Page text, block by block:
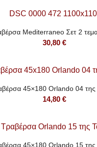
Mediterraneo Σετ 2
30,80 €
45×180 Orlando 04 της
14,80 €
45×180 Orlando 15 της